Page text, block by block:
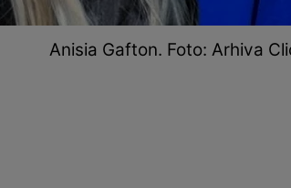
Anisia Gafton. Foto: Arhiva